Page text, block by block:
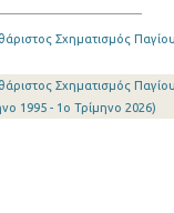
Σχηματισμός
Σχηματισμός
1995 - 1o Τρίμηνο 2026)